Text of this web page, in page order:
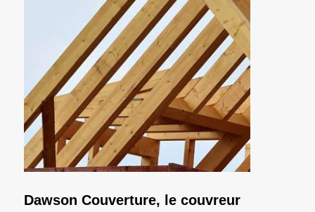
Dawson Couverture, le couvreur